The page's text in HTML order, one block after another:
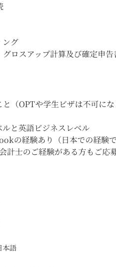
ング
ロスアップ計算及び確定申告
（OPTや学生ビザは不可にな
と英語ビジネスレベル
の経験あり（日本での経験で
士のご経験がある方もご応
本語